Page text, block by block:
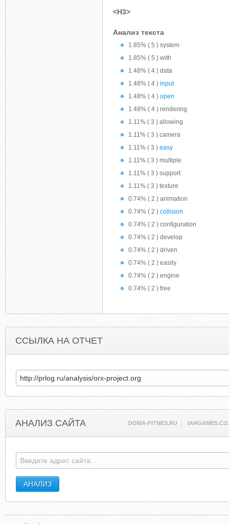
<H3>
Анализ текста
1.85% ( 5 ) system
1.85% ( 5 ) with
1.48% ( 4 ) data
1.48% ( 4 ) input
1.48% ( 4 ) open
1.48% ( 4 ) rendering
1.11% ( 3 ) allowing
1.11% ( 3 ) camera
1.11% ( 3 ) easy
1.11% ( 3 ) multiple
1.11% ( 3 ) support
1.11% ( 3 ) texture
0.74% ( 2 ) animation
0.74% ( 2 ) collision
0.74% ( 2 ) configuration
0.74% ( 2 ) develop
0.74% ( 2 ) driven
0.74% ( 2 ) easily
0.74% ( 2 ) engine
0.74% ( 2 ) free
ССЫЛКА НА ОТЧЕТ
АНАЛИЗ САЙТА DOMA-FITNES.RU